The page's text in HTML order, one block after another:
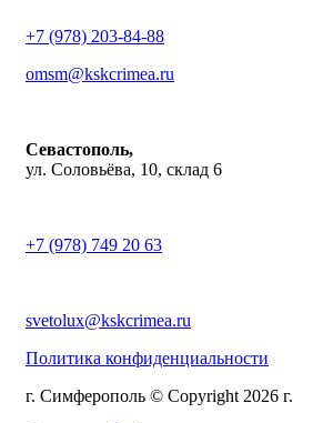
+7 (978) 203-84-88
omsm@kskcrimea.ru
Севастополь,
ул. Соловьёва, 10, склад 6
+7 (978) 749 20 63
svetolux@kskcrimea.ru
Политика конфиденциальности
г. Симферополь © Copyright 2026 г.